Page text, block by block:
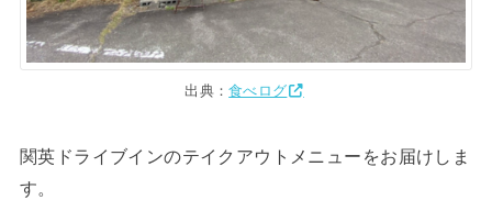
出典：食べログ
関英ドライブインのテイクアウトメニューをお届けしま
す。